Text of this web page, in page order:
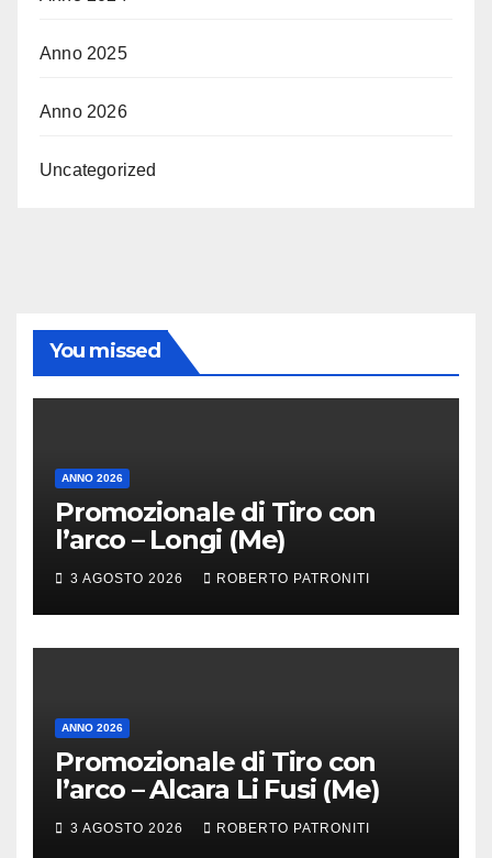
Anno 2025
Anno 2026
Uncategorized
You missed
ANNO 2026
Promozionale di Tiro con
l’arco – Longi (Me)
3 AGOSTO 2026 ROBERTO PATRONITI
ANNO 2026
Promozionale di Tiro con
l’arco – Alcara Li Fusi (Me)
3 AGOSTO 2026 ROBERTO PATRONITI